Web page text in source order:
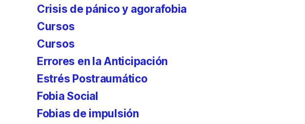
Crisis de pánico y agorafobia
Cursos
Cursos
Errores en la Anticipación
Estrés Postraumático
Fobia Social
Fobias de impulsión